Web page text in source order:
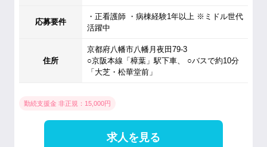
応募要件
・正看護師 ・病棟経験1年以上 ※ミドル世代
活躍中
住所
京都府八幡市八幡月夜田79-3
○京阪本線「樟葉」駅下車、 ○バスで約10分
「大芝・松華堂前」
勤続支援金 非正規：15,000円
求人を見る